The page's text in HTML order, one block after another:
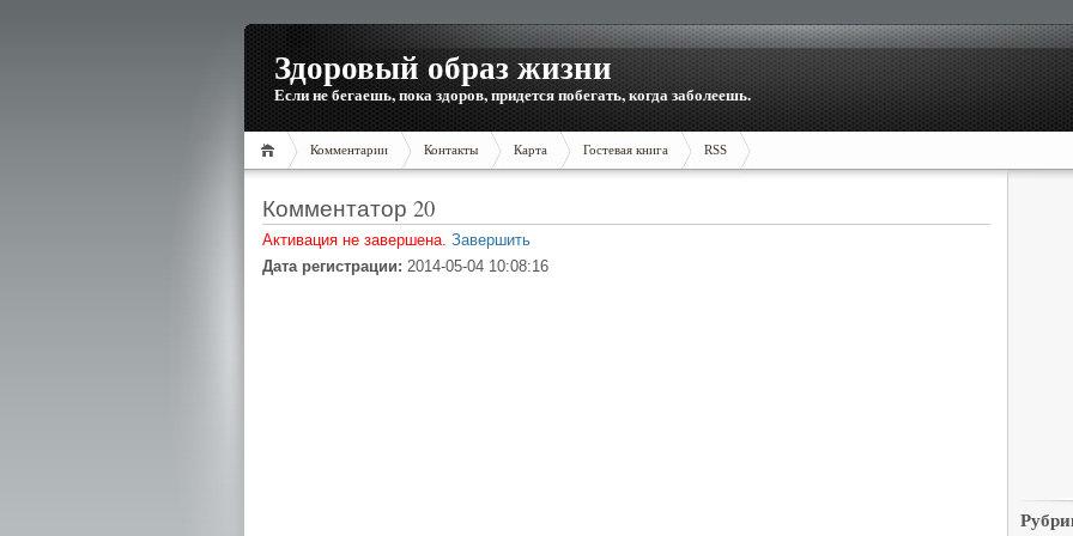
Здоровый образ жизни
Если не бегаешь, пока здоров, придется побегать, когда заболеешь.
Комментарии Контакты Карта Гостевая книга RSS
Комментатор 20
Активация не завершена. Завершить
Дата регистрации: 2014-05-04 10:08:16